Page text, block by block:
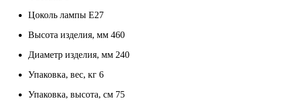
Цоколь лампы E27
Высота изделия, мм 460
Диаметр изделия, мм 240
Упаковка, вес, кг 6
Упаковка, высота, см 75